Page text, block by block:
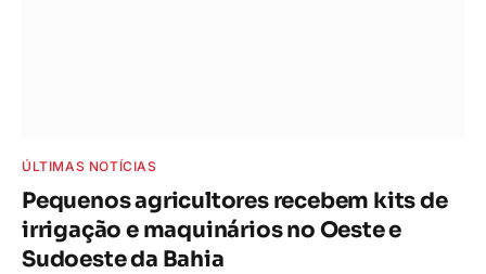
ÚLTIMAS NOTÍCIAS
Pequenos agricultores recebem kits de
irrigação e maquinários no Oeste e
Sudoeste da Bahia